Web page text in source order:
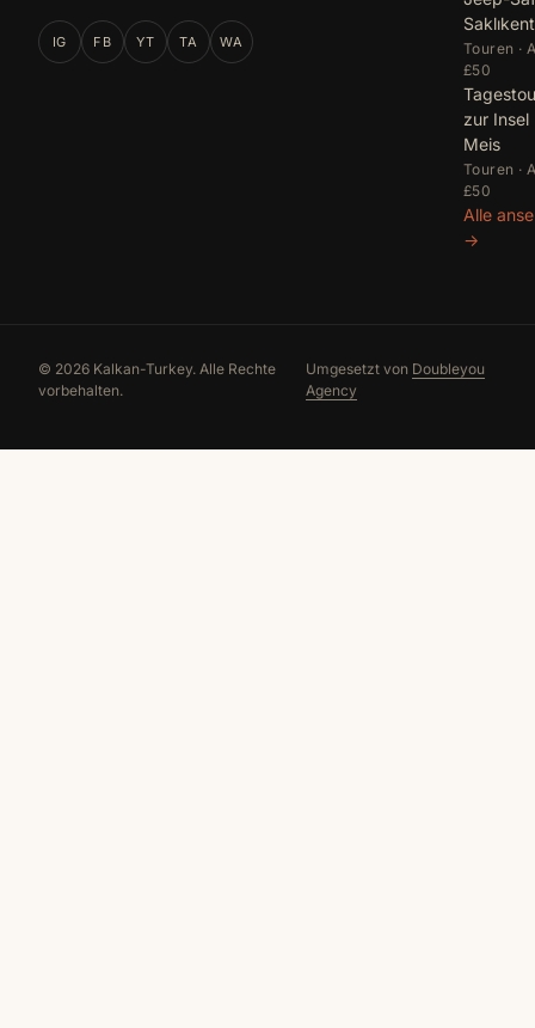
IG FB YT TA WA
Saklıkent
Touren ·
£50
zur Insel
Meis
Touren ·
£50
Alle
→
© 2026 Kalkan-Turkey. Alle Rechte
vorbehalten.
Umgesetzt von Doubleyou
Agency